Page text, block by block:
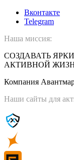
Вконтакте
Telegram
Наша миссия:
СОЗДАВАТЬ
АКТИВНОЙ
Компания
Наши сайты для